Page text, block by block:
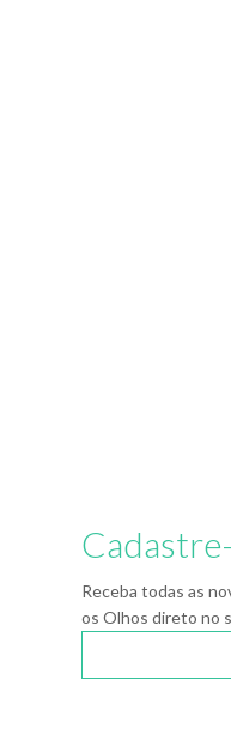
Receba todas as
os Olhos direto no